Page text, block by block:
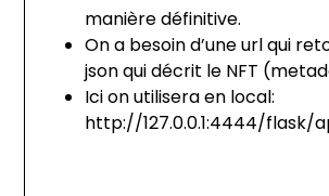
manière définitive.
On a besoin d’une url qui
json qui décrit le NFT
Ici on utilisera en local:
http://127.0.0.1:4444/flask/